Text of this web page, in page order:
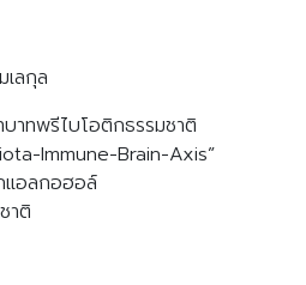
เลกุล
าทพรีไบโอติกธรรมชาติ
Immune-Brain-Axis”
แอลกอฮอล์
าติ